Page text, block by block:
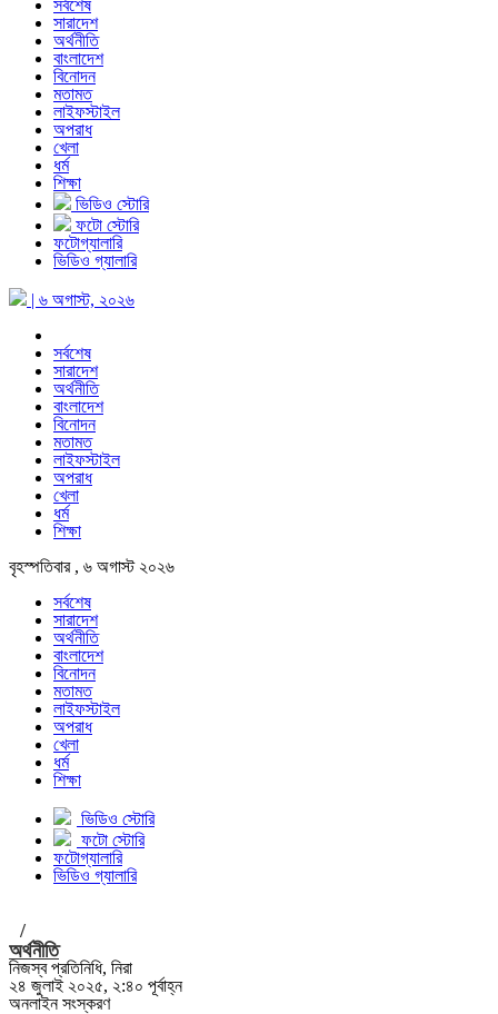
সর্বশেষ
সারাদেশ
অর্থনীতি
বাংলাদেশ
বিনোদন
মতামত
লাইফস্টাইল
অপরাধ
খেলা
ধর্ম
শিক্ষা
ভিডিও স্টোরি
ফটো স্টোরি
ফটোগ্যালারি
ভিডিও গ্যালারি
| ৬ অগাস্ট, ২০২৬
সর্বশেষ
সারাদেশ
অর্থনীতি
বাংলাদেশ
বিনোদন
মতামত
লাইফস্টাইল
অপরাধ
খেলা
ধর্ম
শিক্ষা
বৃহস্পতিবার , ৬ অগাস্ট ২০২৬
সর্বশেষ
সারাদেশ
অর্থনীতি
বাংলাদেশ
বিনোদন
মতামত
লাইফস্টাইল
অপরাধ
খেলা
ধর্ম
শিক্ষা
ভিডিও স্টোরি
ফটো স্টোরি
ফটোগ্যালারি
ভিডিও গ্যালারি
/
অর্থনীতি
নিজস্ব প্রতিনিধি, নিরা
২৪ জুলাই ২০২৫, ২:৪০ পূর্বাহ্ন
অনলাইন সংস্করণ